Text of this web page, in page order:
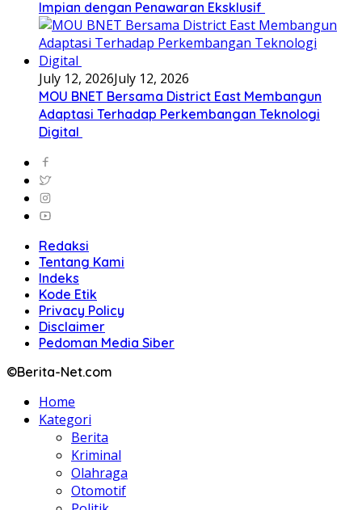
Impian dengan Penawaran Eksklusif
July 12, 2026July 12, 2026
MOU BNET Bersama District East Membangun
Adaptasi Terhadap Perkembangan Teknologi
Digital
Redaksi
Tentang Kami
Indeks
Kode Etik
Privacy Policy
Disclaimer
Pedoman Media Siber
©Berita-Net.com
Home
Kategori
Berita
Kriminal
Olahraga
Otomotif